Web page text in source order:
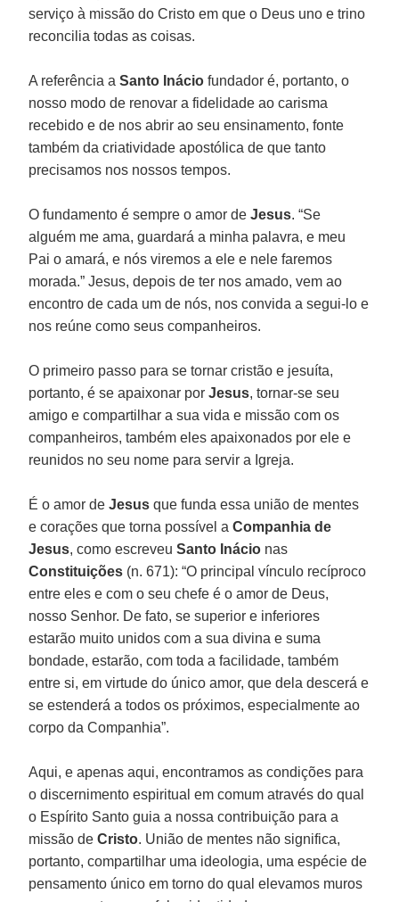
serviço à missão do Cristo em que o Deus uno e trino
reconcilia todas as coisas.
A referência aSanto Inácio fundador é, portanto, o
nosso modo de renovar a fidelidade ao carisma
recebido e de nos abrir ao seu ensinamento, fonte
também da criatividade apostólica de que tanto
precisamos nos nossos tempos.
O fundamento é sempre o amor deJesus. “Se
alguém me ama, guardará a minha palavra, e meu
Pai o amará, e nós viremos a ele e nele faremos
morada.” Jesus, depois de ter nos amado, vem ao
encontro de cada um de nós, nos convida a segui-lo e
nos reúne como seus companheiros.
O primeiro passo para se tornar cristão e jesuíta,
portanto, é se apaixonar porJesus, tornar-se seu
amigo e compartilhar a sua vida e missão com os
companheiros, também eles apaixonados por ele e
reunidos no seu nome para servir a Igreja.
É o amor deJesus que funda essa união de mentes
e corações que torna possível aCompanhia de
Jesus, como escreveuSanto Inácio nas
Constituições (n. 671): “O principal vínculo recíproco
entre eles e com o seu chefe é o amor de Deus,
nosso Senhor. De fato, se superior e inferiores
estarão muito unidos com a sua divina e suma
bondade, estarão, com toda a facilidade, também
entre si, em virtude do único amor, que dela descerá e
se estenderá a todos os próximos, especialmente ao
corpo da Companhia”.
Aqui, e apenas aqui, encontramos as condições para
o discernimento espiritual em comum através do qual
o Espírito Santo guia a nossa contribuição para a
missão deCristo. União de mentes não significa,
portanto, compartilhar uma ideologia, uma espécie de
pensamento único em torno do qual elevamos muros